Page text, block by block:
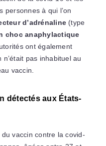
personnes à qui l’on
d’adrénaline (type
choc anaphylactique
ont également
pas inhabituel au
vaccin.
détectés aux États-
vaccin contre la covid-